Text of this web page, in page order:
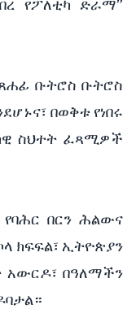
የፖለቲካ ድራማ”
ቡትሮስ ቡትሮስ
በወቅቱ የነበሩ
ስህተት ፈጻሚዎች
በርን ሕልውና
ክፍፍል፣ ኢትዮጵያን
አውርዶ፣ በዓለማችን